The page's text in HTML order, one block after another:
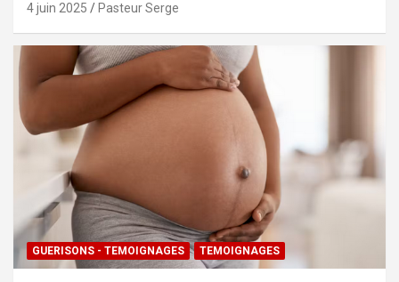
4 juin 2025 Pasteur Serge
GUERISONS - TEMOIGNAGES TEMOIGNAGES